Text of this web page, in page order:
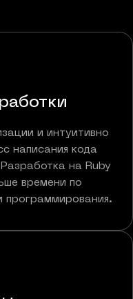
и интуитивно
написания кода
на Ruby
времени по
программирования.